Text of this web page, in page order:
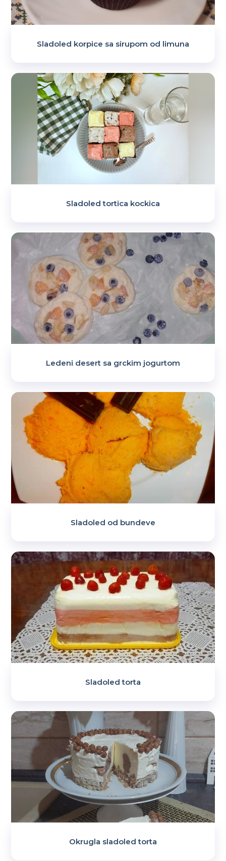
Sladoled korpice sa sirupom od limuna
Sladoled tortica kockica
Ledeni desert sa grckim jogurtom
Sladoled od bundeve
Sladoled torta
Okrugla sladoled torta